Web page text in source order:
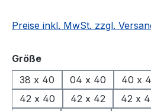
Preise inkl. MwSt. zzgl.
Größeauswählen
38 x 40
04 x 40 40 x
42 x 40
42 x 42 42 x